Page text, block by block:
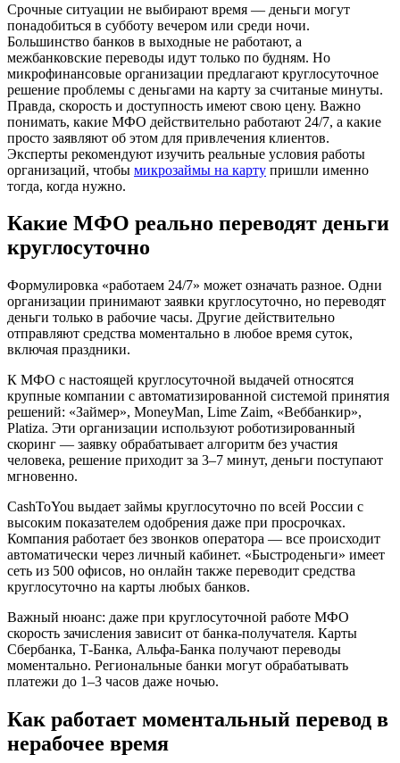
Срочные ситуации не выбирают время — деньги могут
понадобиться в субботу вечером или среди ночи.
Большинство банков в выходные не работают, а
межбанковские переводы идут только по будням. Но
микрофинансовые организации предлагают круглосуточное
решение проблемы с деньгами на карту за считаные минуты.
Правда, скорость и доступность имеют свою цену. Важно
понимать, какие МФО действительно работают 24/7, а какие
просто заявляют об этом для привлечения клиентов.
Эксперты рекомендуют изучить реальные условия работы
организаций, чтобы микрозаймы на карту пришли именно
тогда, когда нужно.
Какие МФО реально переводят деньги
круглосуточно
Формулировка «работаем 24/7» может означать разное. Одни
организации принимают заявки круглосуточно, но переводят
деньги только в рабочие часы. Другие действительно
отправляют средства моментально в любое время суток,
включая праздники.
К МФО с настоящей круглосуточной выдачей относятся
крупные компании с автоматизированной системой принятия
решений: «Займер», MoneyMan, Lime Zaim, «Веббанкир»,
Platiza. Эти организации используют роботизированный
скоринг — заявку обрабатывает алгоритм без участия
человека, решение приходит за 3–7 минут, деньги поступают
мгновенно.
CashToYou выдает займы круглосуточно по всей России с
высоким показателем одобрения даже при просрочках.
Компания работает без звонков оператора — все происходит
автоматически через личный кабинет. «Быстроденьги» имеет
сеть из 500 офисов, но онлайн также переводит средства
круглосуточно на карты любых банков.
Важный нюанс: даже при круглосуточной работе МФО
скорость зачисления зависит от банка-получателя. Карты
Сбербанка, Т-Банка, Альфа-Банка получают переводы
моментально. Региональные банки могут обрабатывать
платежи до 1–3 часов даже ночью.
Как работает моментальный перевод в
нерабочее время